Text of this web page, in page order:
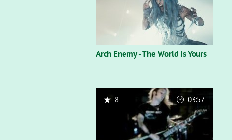
Arch Enemy - The World Is Yours
8 03:57